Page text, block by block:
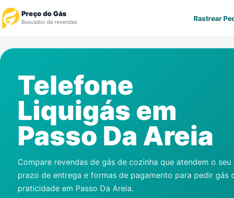
Preço do Gás
Buscador de revendas Rastrear
Revendedor
Notícias
Cadastre-se
Contatos
Telefone
Liquigás em
Passo Da Areia
Compare revendas de gás de cozinha que atendem o
prazo de entrega e formas de pagamento para pedir gás
praticidade em Passo Da Areia.